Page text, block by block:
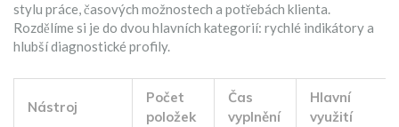
stylu práce, časových možnostech a potřebách klienta.
Rozdělíme si je do dvou hlavních kategorií: rychlé indikátory a
hlubší diagnostické profily.
Nástroj
Počet
položek
Čas
vyplnění
Hlavní
využití